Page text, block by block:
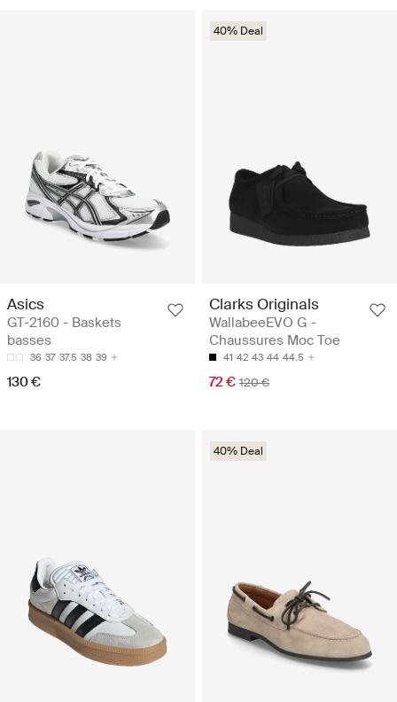
Asics
GT-2160 - Baskets
basses
36 37 37.5 38 39
130 €
40% Deal
Clarks Originals
WallabeeEVO G -
Chaussures Moc Toe
41 42 43 44 44.5
72 € 120 €
40% Deal